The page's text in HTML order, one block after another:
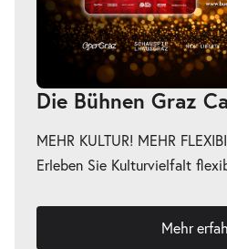
Die Bühnen Graz
MEHR KULTUR! MEHR
Erleben Sie Kulturvielfalt
Mehr